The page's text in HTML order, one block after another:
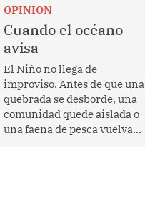
en marzo de este año por el
mandatario estadounidense
Donald Trump, con el fin de
enfrentar al crimen
transnacional organizado y
al tráfico de drogas.
OPINION
Cuando el océano
avisa
El Niño no llega de
improviso. Antes de que una
quebrada se desborde, una
comunidad quede aislada o
una faena de pesca vuelva